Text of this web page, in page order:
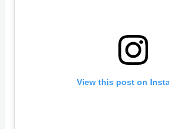
View this post on